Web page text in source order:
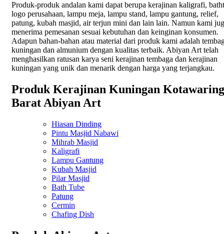
Produk-produk andalan kami dapat berupa kerajinan kaligrafi,
logo perusahaan, lampu meja, lampu stand, lampu gantung, relief,
patung, kubah masjid, air terjun mini dan lain lain. Namun kami
menerima pemesanan sesuai kebutuhan dan keinginan konsumen.
Adapun bahan-bahan atau material dari produk kami adalah
kuningan dan almunium dengan kualitas terbaik. Abiyan Art telah
menghasilkan ratusan karya seni kerajinan tembaga dan kerajinan
kuningan yang unik dan menarik dengan harga yang terjangkau.
Produk Kerajinan Kuningan
Barat Abiyan Art
Hiasan Dinding
Pintu Masjid Nabawi
Mihrab Masjid
Kaligrafi
Lampu Gantung
Kubah Masjid
Pilar Masjid
Bath Tube
Patung
Cermin
Chafing Dish